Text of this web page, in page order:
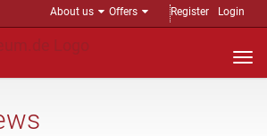
About us Offers Register Login